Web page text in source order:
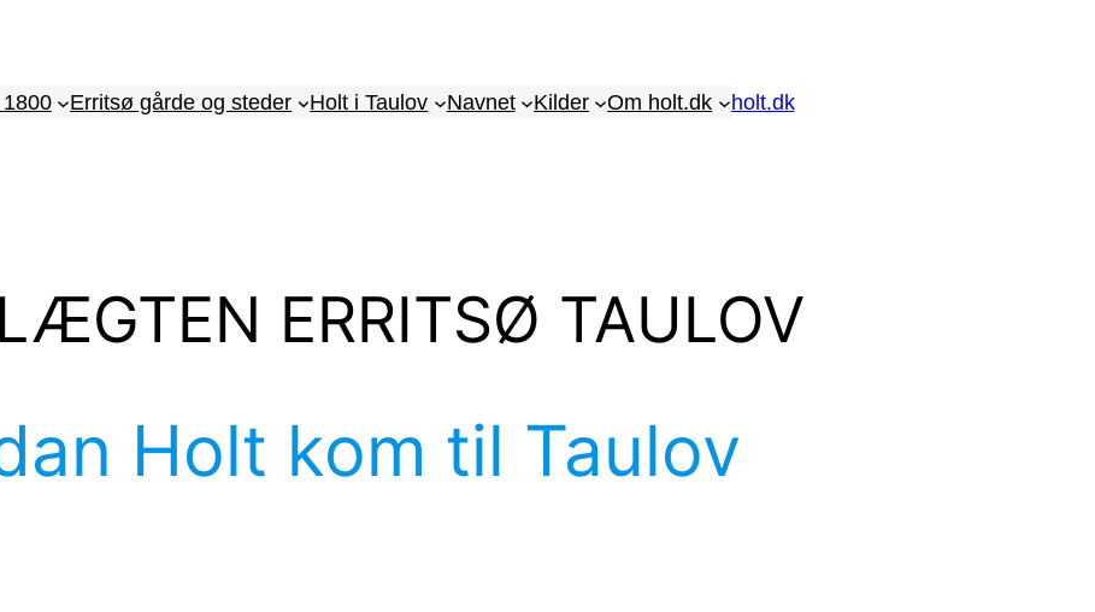
Erritsø gårde og steder Holt i Taulov Navnet Kilder Om holt.dk holt.dk
ERRITSØ TAULOV
Holt kom til Taulov